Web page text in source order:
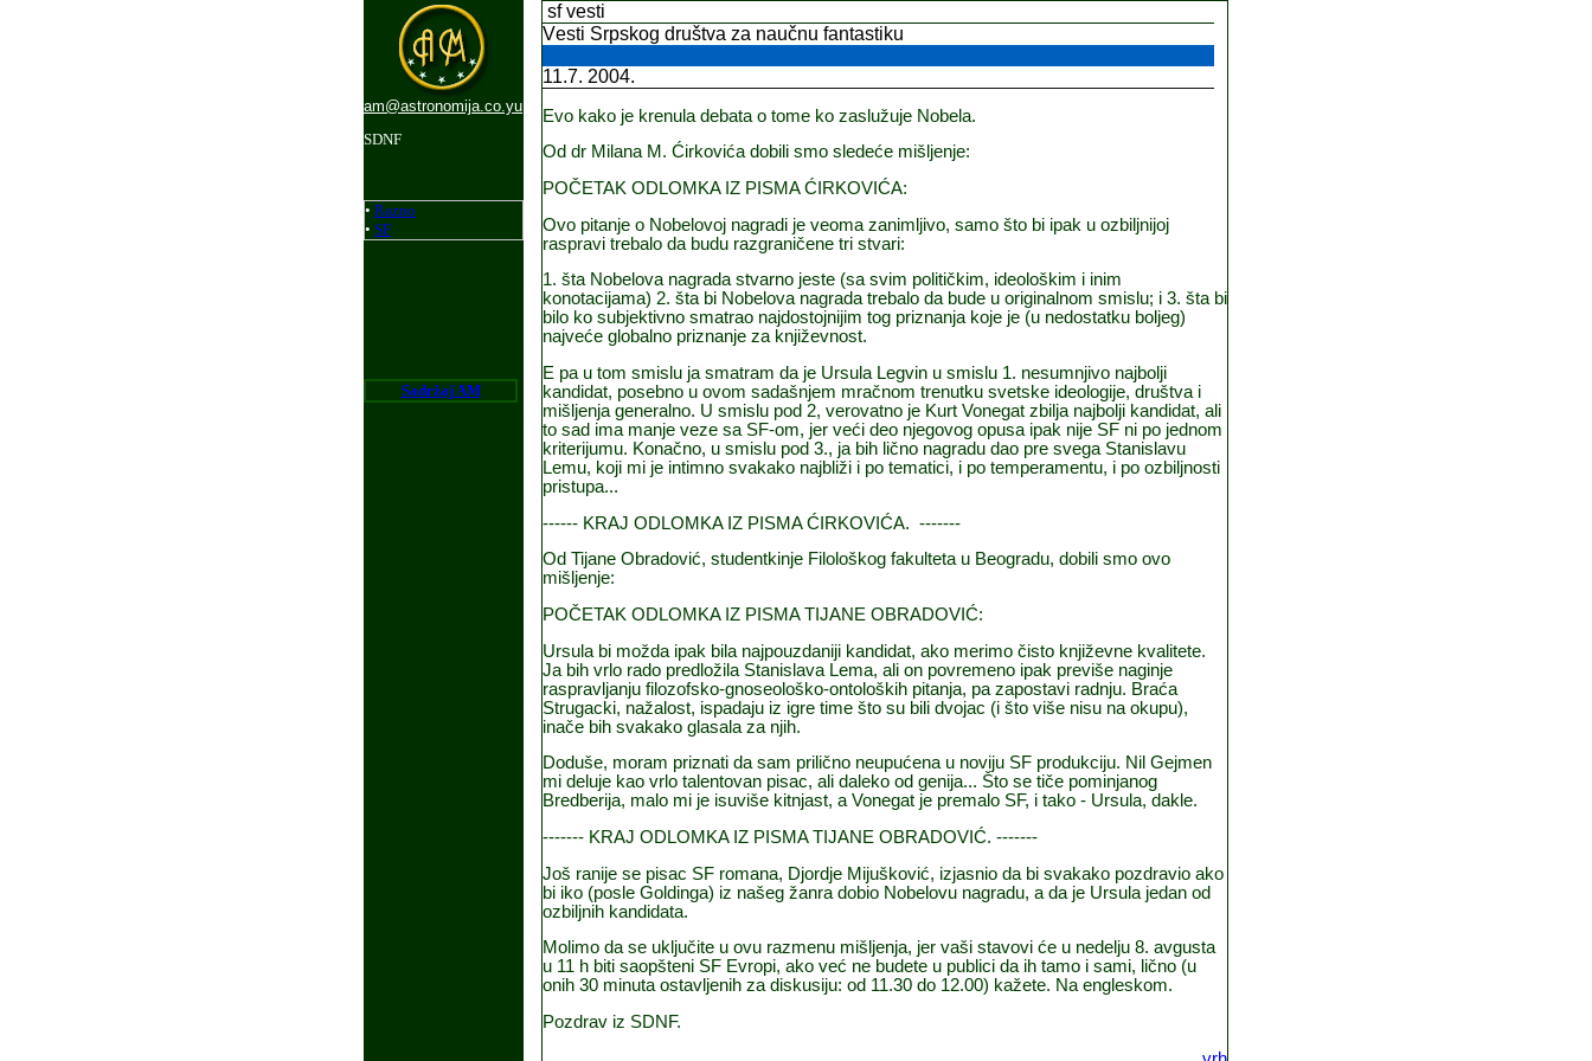
am@astronomija.co.yu
SDNF
• Razno
• SF
Sadržaj AM
sf vesti
Vesti Srpskog društva za naučnu fantastiku
11.7. 2004.
Evo kako je krenula debata o tome ko zaslužuje Nobela.
Od dr Milana M. Ćirkovićadobili smo sledeće mišljenje:
POČETAK ODLOMKA IZ PISMAĆIRKOVIĆA:
Ovo pitanje o Nobelovoj nagradi je veoma zanimljivo, samo što bi ipak u ozbiljnijoj
raspravi trebalo da budu razgraničene tri stvari:
1. šta Nobelova nagrada stvarno jeste (sa svim političkim, ideološkim i inim
konotacijama) 2. šta bi Nobelova nagrada trebalo da bude u originalnom smislu; i 3. šta bi
bilo ko subjektivno smatrao najdostojnijim tog priznanja koje je (u nedostatku boljeg)
najveće globalno priznanje za književnost.
E pa u tom smislu ja smatram da je Ursula Legvin u smislu 1. nesumnjivo najbolji
kandidat, posebno u ovom sadašnjem mračnom trenutku svetske ideologije, društva i
miš ljenja generalno. U smislu pod 2, verovatno je Kurt Vonegat zbilja najbolji kandidat, ali
to sad ima manje veze sa SF-om, jer veći deo njegovog opusa ipak nije SF ni po jednom
kriterijumu. Konačno, u smislu pod 3., ja bih lično nagradu dao pre svega Stanislavu
Lemu, koji mi je intimno svakako najbliži i po tematici, i po temperamentu, i po ozbiljnosti
pristupa...
------ KRAJ ODLOMKA IZ PISMA ĆIRKOVIĆA. -------
Od Tijane Obradović, studentkinje Filološkog fakulteta u Beogradu, dobili smo ovo
mišljenje:
POČETAK ODLOMKA IZ PISMATIJANE OBRADOVIĆ:
Ursula bi možda ipak bila najpouzdaniji kandidat, ako merimo čisto književne kvalitete.
Ja bih vrlo rado predložila Stanislava Lema, ali on povremeno ipak previše naginje
raspravljanju filozofsko-gnoseološko-ontoloških pitanja, pa zapostavi radnju. Braća
Strugacki, nažalost, ispadaju iz igre time što su bili dvojac (i što više nisu na okupu),
inače bih svakako glasala za njih.
Doduše, moram priznati da sam prilično neupućena u noviju SF produkciju. Nil Gejmen
mi deluje kao vrlo talentovan pisac, ali daleko od genija... Što se tiče pominjanog
Bredberija, malo mi je isuviše kitnjast, a Vonegat je premalo SF, i tako - Ursula, dakle.
------- KRAJ ODLOMKA IZ PISMA TIJANE OBRADOVIĆ. -------
Još ranije se pisac SF romana, Djordje Mijušković, izjasnio da bi svakako pozdravio ako
bi iko (posle Goldinga) iz našeg žanra dobio Nobelovu nagradu, a da je Ursula jedan od
ozbiljnih kandidata.
Molimo da se uključite u ovu razmenu mišljenja, jer vaši stavovi će u nedelju 8. avgusta
u 11 h biti saopšteni SF Evropi, ako već ne budete u publici da ih tamo i sami, lično (u
onih 30 minuta ostavljenih za diskusiju: od 11.30 do 12.00) kažete. Na engleskom.
Pozdrav iz SDNF.